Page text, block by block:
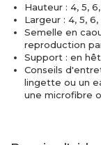
Hauteur : 4, 5,
Largeur : 4, 5,
Semelle en
reproduction
Support : en
Conseils
lingette ou un
une microfibre